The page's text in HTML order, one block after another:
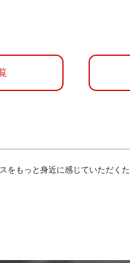
をもっと身近に感じていただく